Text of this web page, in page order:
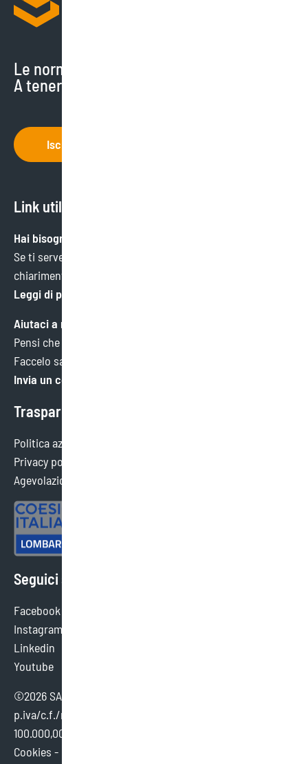
Le normative cambiano di continuo.
A tenerti aggiornato ci pensiamo noi.
Iscriviti
Link utili
Hai bisogno di aiuto?
Se ti serve un’informazione specifica o hai bisogno di
chiarimenti, ci trovi qui.
Leggi di più
Aiutaci a migliorare
Pensi che potremmo fare meglio in qualche ambito?
Faccelo sapere. Faremo tesoro di ogni consiglio.
Invia un commento
Trasparenza
Politica aziendale
Privacy policy
Agevolazioni ottenute
Seguici sui social
Facebook
Instagram
Linkedin
Youtube
©2026 SAEF SRL SB - tutti i diritti sono riservati.
p.iva/c.f./reg. imp. brescia 02154380980 - cap. sociale €
100.000,00 i.v.
Cookies -